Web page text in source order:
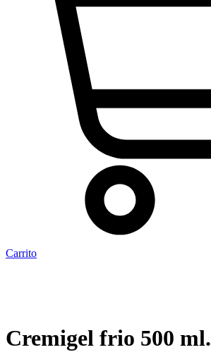
Carrito
Cremigel frio 500 ml.